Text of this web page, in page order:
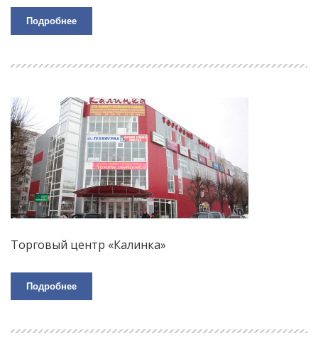
Подробнее
Торговый центр «Калинка»
Подробнее